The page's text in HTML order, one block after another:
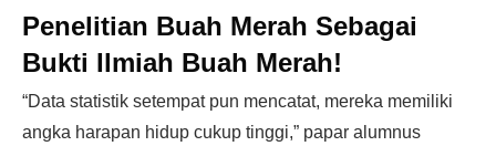
Penelitian Buah Merah Sebagai
Bukti Ilmiah Buah Merah!
“Data statistik setempat pun mencatat, mereka memiliki
angka harapan hidup cukup tinggi,” papar alumnus